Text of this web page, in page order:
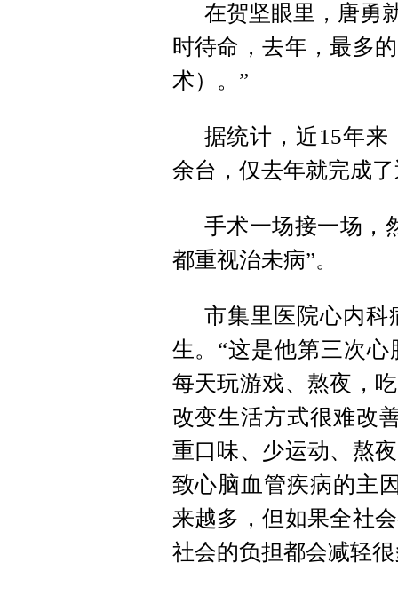
在贺坚眼里，唐勇
时待命，去年，最多
术）。”
据统计，近15年来
余台，仅去年就完成
手术一场接一场，
都重视治未病”。
市集里医院心内科
生。“这是他第三次
每天玩游戏、熬夜，
改变生活方式很难改
重口味、少运动、熬
致心脑血管疾病的主
来越多，但如果全社
社会的负担都会减轻很